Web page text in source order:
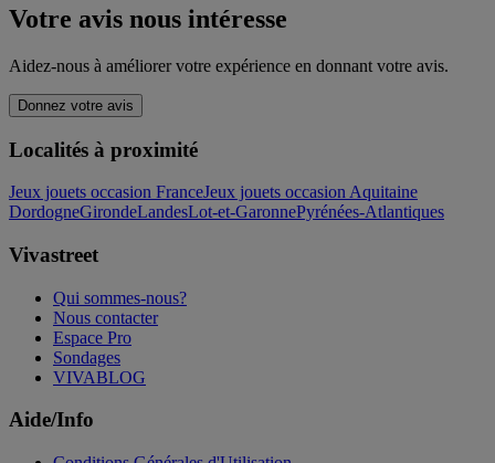
Votre avis nous intéresse
Aidez-nous à améliorer votre expérience en donnant votre avis.
Donnez votre avis
Localités à proximité
Jeux jouets occasion FranceJeux jouets occasion Aquitaine
DordogneGirondeLandesLot-et-GaronnePyrénées-Atlantiques
Vivastreet
Qui sommes-nous?
Nous contacter
Espace Pro
Sondages
VIVABLOG
Aide/Info